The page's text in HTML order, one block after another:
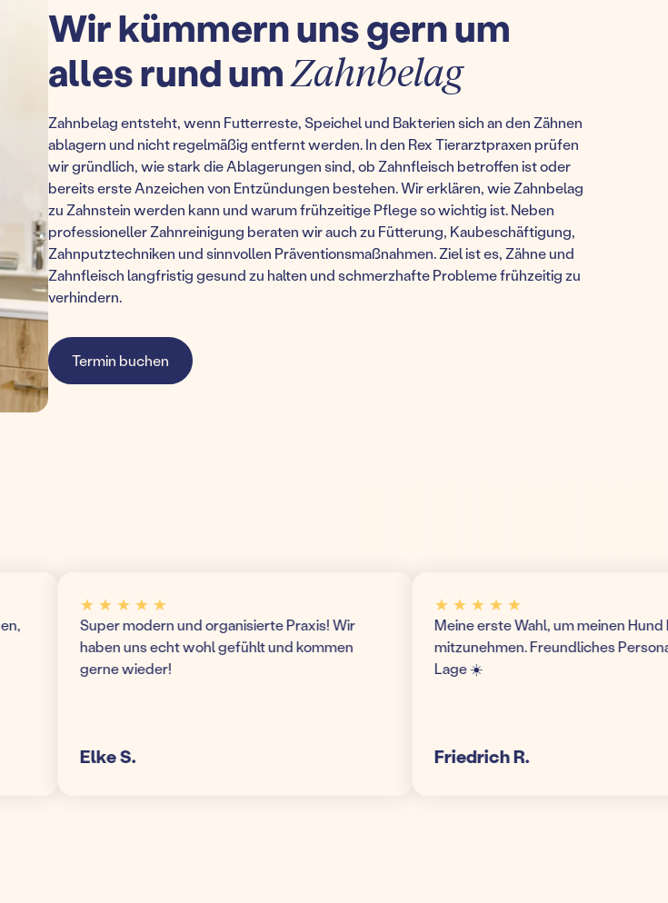
Wir kümmern uns gern um
alles rund umZahnbelag
Zahnbelag entsteht, wenn Futterreste, Speichel und Bakterien sich an den Zähnen
ablagern und nicht regelmäßig entfernt werden. In den Rex Tierarztpraxen prüfen
wir gründlich, wie stark die Ablagerungen sind, ob Zahnfleisch betroffen ist oder
bereits erste Anzeichen von Entzündungen bestehen. Wir erklären, wie Zahnbelag
zu Zahnstein werden kann und warum frühzeitige Pflege so wichtig ist. Neben
professioneller Zahnreinigung beraten wir auch zu Fütterung, Kaubeschäftigung,
Zahnputztechniken und sinnvollen Präventionsmaßnahmen. Ziel ist es, Zähne und
Zahnfleisch langfristig gesund zu halten und schmerzhafte Probleme frühzeitig zu
verhindern.
Termin buchen
★ ★ ★ ★ ★
Super modern und organisierte Praxis! Wir
haben uns echt wohl gefühlt und kommen
gerne wieder!
Elke S.
★ ★ ★ ★ ★
Meine erste Wahl, um meinen Hund
mitzunehmen. Freundliches Personal
Lage ☀️
Friedrich R.